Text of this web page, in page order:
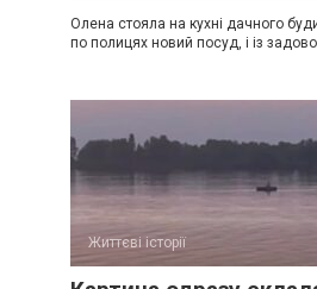
Олена стояла на кухні дачного
по полицях новий посуд, і із
Життєві історії